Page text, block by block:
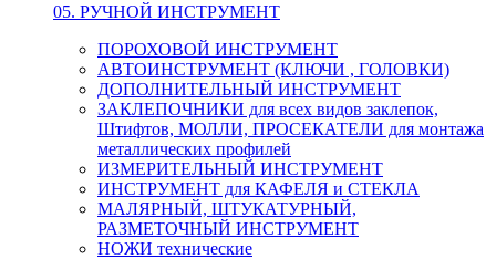
05. РУЧНОЙ ИНСТРУМЕНТ
ПОРОХОВОЙ ИНСТРУМЕНТ
АВТОИНСТРУМЕНТ (КЛЮЧИ , ГОЛОВКИ)
ДОПОЛНИТЕЛЬНЫЙ ИНСТРУМЕНТ
ЗАКЛЕПОЧНИКИ для всех видов заклепок,
Штифтов, МОЛЛИ, ПРОСЕКАТЕЛИ для монтажа
металлических профилей
ИЗМЕРИТЕЛЬНЫЙ ИНСТРУМЕНТ
ИНСТРУМЕНТ для КАФЕЛЯ и СТЕКЛА
МАЛЯРНЫЙ, ШТУКАТУРНЫЙ,
РАЗМЕТОЧНЫЙ ИНСТРУМЕНТ
НОЖИ технические